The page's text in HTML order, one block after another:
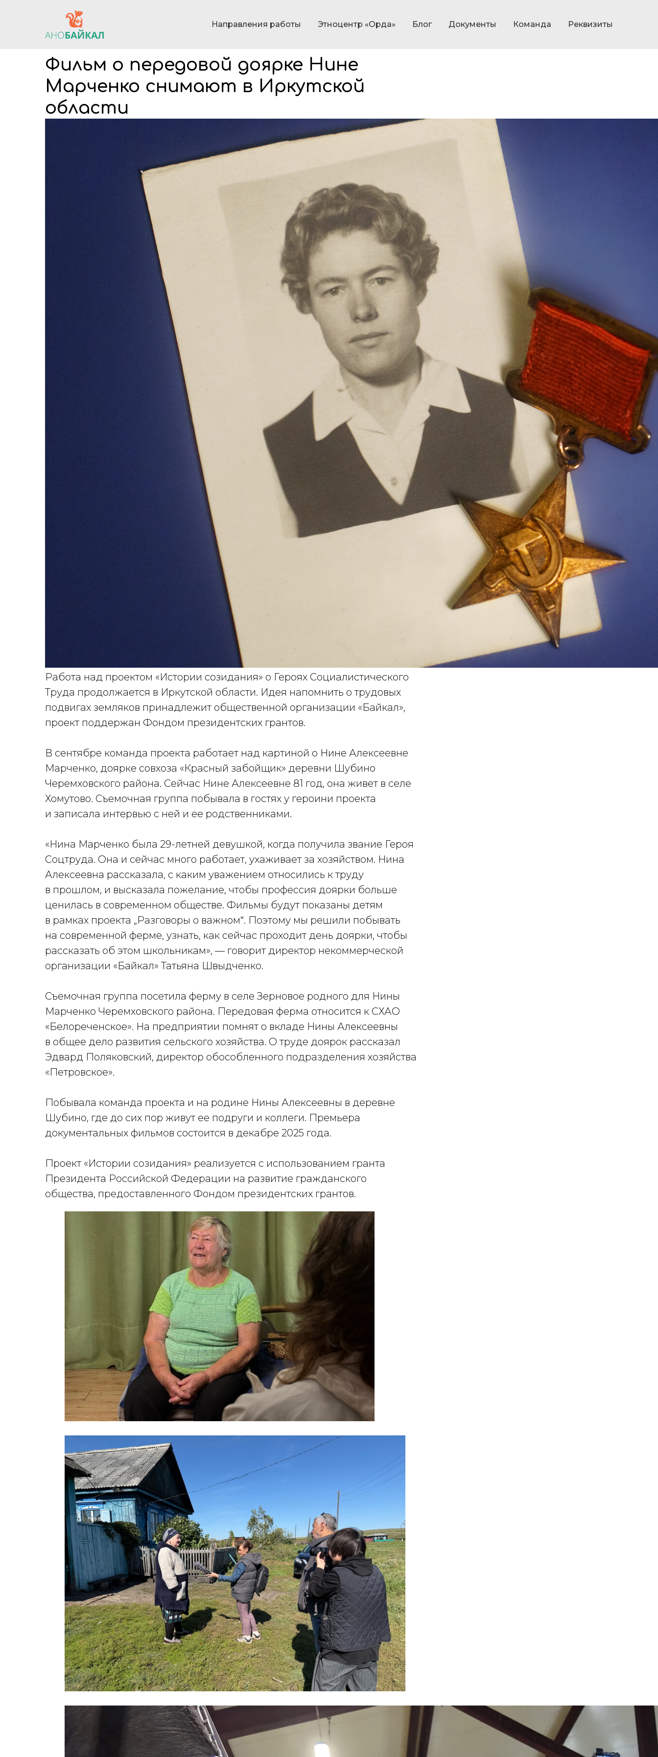
Направления работы Этноцентр «Орда» Блог Документы Команда Реквизиты
Фильм о передовой доярке Нине
Марченко снимают в Иркутской
области
Работа над проектом «Истории созидания» о Героях Социалистического
Труда продолжается в Иркутской области. Идея напомнить о трудовых
подвигах земляков принадлежит общественной организации «Байкал»,
проект поддержан Фондом президентских грантов.
В сентябре команда проекта работает над картиной о Нине Алексеевне
Марченко, доярке совхоза «Красный забойщик» деревни Шубино
Черемховского района. Сейчас Нине Алексеевне 81 год, она живет в селе
Хомутово. Съемочная группа побывала в гостях у героини проекта
и записала интервью с ней и ее родственниками.
«Нина Марченко была 29-летней девушкой, когда получила звание Героя
Соцтруда. Она и сейчас много работает, ухаживает за хозяйством. Нина
Алексеевна рассказала, с каким уважением относились к труду
в прошлом, и высказала пожелание, чтобы профессия доярки больше
ценилась в современном обществе. Фильмы будут показаны детям
в рамках проекта „Разговоры о важном“. Поэтому мы решили побывать
на современной ферме, узнать, как сейчас проходит день доярки, чтобы
рассказать об этом школьникам», — говорит директор некоммерческой
организации «Байкал» Татьяна Швыдченко.
Съемочная группа посетила ферму в селе Зерновое родного для Нины
Марченко Черемховского района. Передовая ферма относится к СХАО
«Белореченское». На предприятии помнят о вкладе Нины Алексеевны
в общее дело развития сельского хозяйства. О труде доярок рассказал
Эдвард Поляковский, директор обособленного подразделения хозяйства
«Петровское».
Побывала команда проекта и на родине Нины Алексеевны в деревне
Шубино, где до сих пор живут ее подруги и коллеги. Премьера
документальных фильмов состоится в декабре 2025 года.
Проект «Истории созидания» реализуется с использованием гранта
Президента Российской Федерации на развитие гражданского
общества, предоставленного Фондом президентских грантов.